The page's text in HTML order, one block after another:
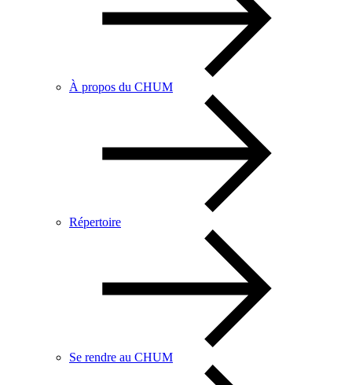
À propos du CHUM
Répertoire
Se rendre au CHUM